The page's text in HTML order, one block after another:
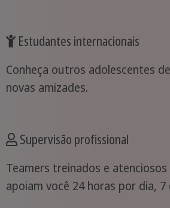
Estudantes internacionais
Conheça outros adolescentes
novas amizades.
Supervisão profissional
Teamers treinados e
apoiam você 24 horas por dia, 7